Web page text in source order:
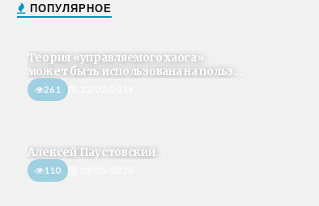
ПОПУЛЯРНОЕ
Теория «управляемого хаоса»
может быть использована на польз...
261
Алексей Паустовский
110